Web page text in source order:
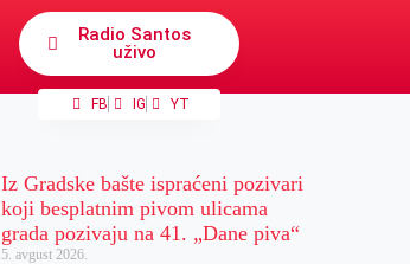
Radio Santos
uživo
FB IG YT
Iz Gradske bašte ispraćeni pozivari
koji besplatnim pivom ulicama
grada pozivaju na 41. „Dane piva“
5. avgust 2026.